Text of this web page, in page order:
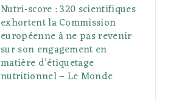
Nutri-score : 320 scientifiques
exhortent la Commission
européenne à ne pas revenir
sur son engagement en
matière d’étiquetage
nutritionnel – Le Monde